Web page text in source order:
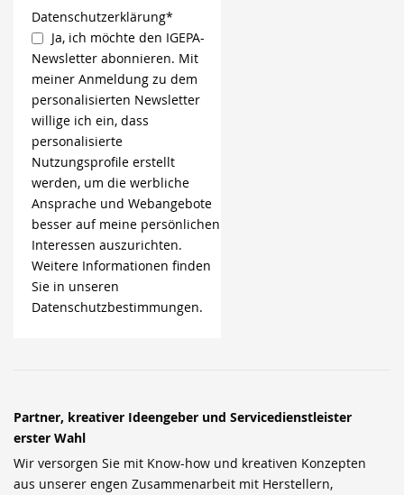
Datenschutzerklärung*
Ja, ich möchte den IGEPA-
Newsletter abonnieren. Mit
meiner Anmeldung zu dem
personalisierten Newsletter
willige ich ein, dass
personalisierte
Nutzungsprofile erstellt
werden, um die werbliche
Ansprache und Webangebote
besser auf meine persönlichen
Interessen auszurichten.
Weitere Informationen finden
Sie in unseren
Datenschutzbestimmungen.
Partner, kreativer Ideengeber und Servicedienstleister
erster Wahl
Wir versorgen Sie mit Know-how und kreativen Konzepten
aus unserer engen Zusammenarbeit mit Herstellern,